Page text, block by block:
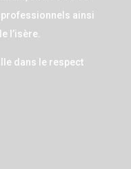
ainsi
l’isère.
dans le respect